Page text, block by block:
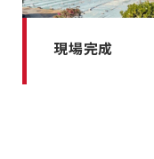
現場完成